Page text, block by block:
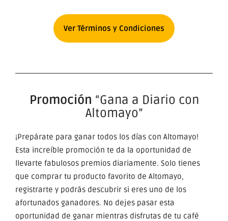
Ver Términos y Condiciones
Promoción “Gana a Diario con
Altomayo”
¡Prepárate para ganar todos los días con Altomayo!
Esta increíble promoción te da la oportunidad de
llevarte fabulosos premios diariamente. Solo tienes
que comprar tu producto favorito de Altomayo,
registrarte y podrás descubrir si eres uno de los
afortunados ganadores. No dejes pasar esta
oportunidad de ganar mientras disfrutas de tu café